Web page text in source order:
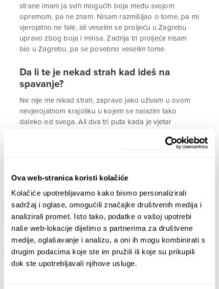
Ova web-stranica koristi kolačiće
Kolačiće upotrebljavamo kako bismo personalizirali
sadržaj i oglase, omogućili značajke društvenih medija i
analizirali promet. Isto tako, podatke o vašoj upotrebi
naše web-lokacije dijelimo s partnerima za društvene
medije, oglašavanje i analizu, a oni ih mogu kombinirati s
drugim podacima koje ste im pružili ili koje su prikupili
dok ste upotrebljavali njihove usluge.
strane imam ja svih mogućih boja među svojom
opremom, pa ne znam. Nisam razmišljao o tome, pa mi
vjerojatno ne fale, ali veselim se proljeću u Zagrebu
upravo zbog boja i mirisa. Zadnja tri proljeća nisam
bio u Zagrebu, pa se posebno veselim tome.
Da li te je nekad strah kad ideš na
spavanje?
Ne nije me nikad strah, zapravo jako uživam u ovom
nevjerojatnom krajoliku u kojem se nalazim tako
daleko od svega. Ali dva tri puta kada je vjetar
pomislio da je netko i preplašio se. Mislim da bi mi
odsutnost svih živih bića. To je teoretski nemoguće da
tren jako, jako iznenadio i prestrašio.
Jel ti pada na pamet sudbina
Amundsena, Shackeltona i Scota dok se
približavaš točkama koje su i oni
dosegnuli i kuda su prolazili?